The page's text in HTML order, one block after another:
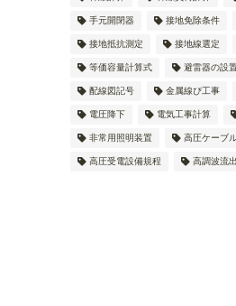
手元開閉器 接地免除条件
接地抵抗測定 接地線選定
等価容量計算式 避雷器の設
配線図記号 金属線ぴ工事
電圧降下 電気工事計算
非常用照明装置 高圧ケーブ
高圧受電設備規程 高調波流